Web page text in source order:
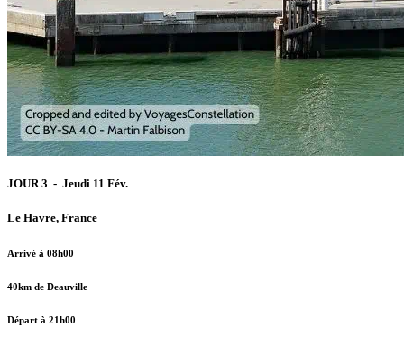
JOUR 3 - Jeudi 11 Fév.
Le Havre, France
Arrivé à 08h00
40km de Deauville
Départ à 21h00